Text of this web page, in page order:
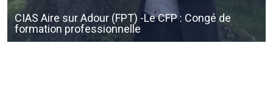
CIAS Aire sur Adour (FPT) -Le CFP : Congé de
formation professionnelle